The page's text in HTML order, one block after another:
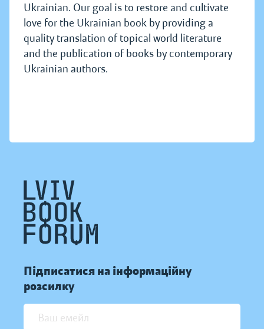
Ukrainian. Our goal is to restore and cultivate
love for the Ukrainian book by providing a
quality translation of topical world literature
and the publication of books by contemporary
Ukrainian authors.
Підписатися на інформаційну
розсилку